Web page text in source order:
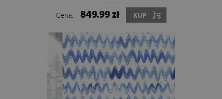
Cena: 849.99 zł KUP